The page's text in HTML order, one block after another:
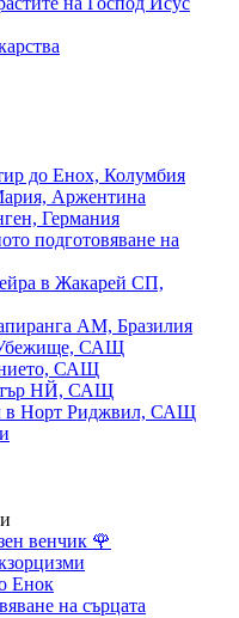
до Енох, Колумбия
Аржентина
Германия
подготовяване на
в Жакарей СП,
АМ, Бразилия
Убежище, САЩ
САЩ
НЙ, САЩ
в Норт Риджвил, САЩ
венчик 🌹
Енок
на сърцата